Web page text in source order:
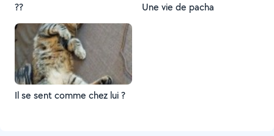
?? Une vie de pacha
Il se sent comme chez lui ?